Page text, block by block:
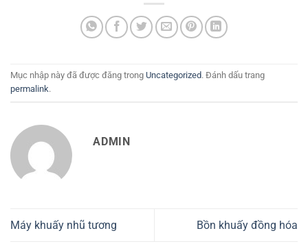
Mục nhập này đã được đăng trong Uncategorized. Đánh dấu trang
permalink.
ADMIN
Máy khuấy nhũ tương Bồn khuấy đồng hóa